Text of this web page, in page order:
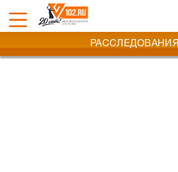
РАССЛЕДОВАНИЯ